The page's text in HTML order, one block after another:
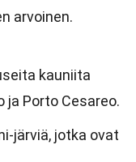
arvoinen.
kauniita
ja Porto Cesareo.
järviä, jotka ovat